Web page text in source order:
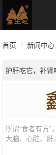
首页
新闻中心
护肝吃它，补肾
所谓“食者有方
大脑、心脏、肝